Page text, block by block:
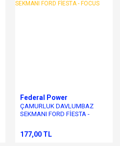
Federal Power
ÇAMURLUK DAVLUMBAZ
SEKMANI FORD FİESTA -
177,00 TL